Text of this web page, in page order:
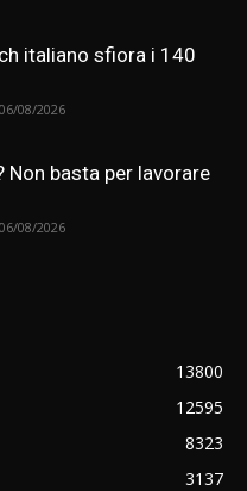
italiano sfiora i 140
06/08/2026
Non basta per lavorare
06/08/2026
13800
12595
8323
3137